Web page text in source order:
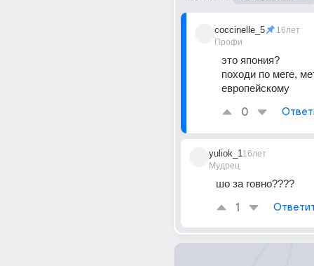
coccinelle_5
Профи
16лет
это япония?
походи по меге,
европейскому
0
yuliok_1
Мудрец
16лет
шо за говно????
1